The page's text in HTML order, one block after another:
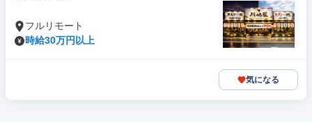
フルリモート
時給30万円以上
気になる